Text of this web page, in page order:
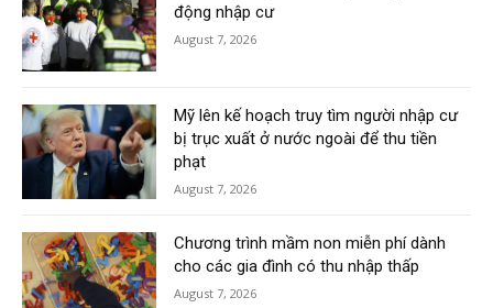
động nhập cư
August 7, 2026
Mỹ lên kế hoạch truy tìm người nhập cư
bị trục xuất ở nước ngoài để thu tiền
phạt
August 7, 2026
Chương trình mầm non miễn phí dành
cho các gia đình có thu nhập thấp
August 7, 2026